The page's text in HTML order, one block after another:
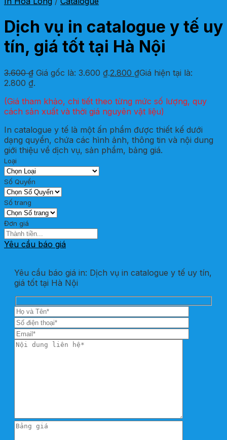
Dịch vụ in catalogue y tế uy
tín, giá tốt tại Hà Nội
3.600₫ Giá gốc là: 3.600 ₫.2.800 ₫Giá hiện tại là:
2.800 ₫.
(Giá tham khảo, chi tiết theo từng mức số lượng, quy
cách sản xuất và thời giá nguyên vật liệu)
In catalogue y tế là một ấn phẩm được thiết kế dưới
dạng quyển, chứa các hình ảnh, thông tin và nội dung
giới thiệu về dịch vụ, sản phẩm, bảng giá.
Loại
Số Quyển
Số trang
Đơn giá
Yêu cầu báo giá
Yêu cầu báo giá in: Dịch vụ in catalogue y tế uy tín,
giá tốt tại Hà Nội